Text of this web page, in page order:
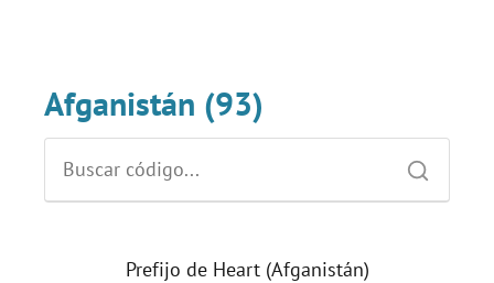
Afganistán (93)
Prefijo de Heart (Afganistán)